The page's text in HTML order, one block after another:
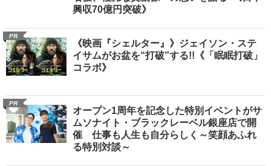
興収70億円突破》
PR
《映画『シェルター』》ジェイソン・ステ
イサムがお盆を“打破”する!!《「眠眠打破」
コラボ》
PR
オープン1周年を記念した特別イベントがサ
ムソナイト・ブラックレーベル銀座店で開
催 仕事も人生も自分らしく～笑顔あふれ
る特別対談～